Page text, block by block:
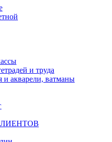
и труда
и акварели, ватманы